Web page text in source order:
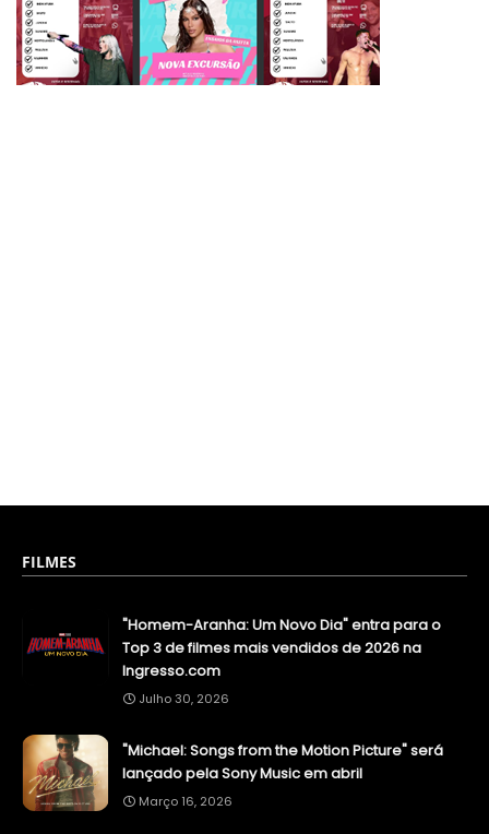
FILMES
"Homem-Aranha: Um Novo Dia" entra para o
Top 3 de filmes mais vendidos de 2026 na
Ingresso.com
Julho 30, 2026
"Michael: Songs from the Motion Picture" será
lançado pela Sony Music em abril
Março 16, 2026